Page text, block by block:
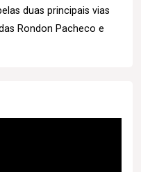
duas principais vias
Rondon Pacheco e